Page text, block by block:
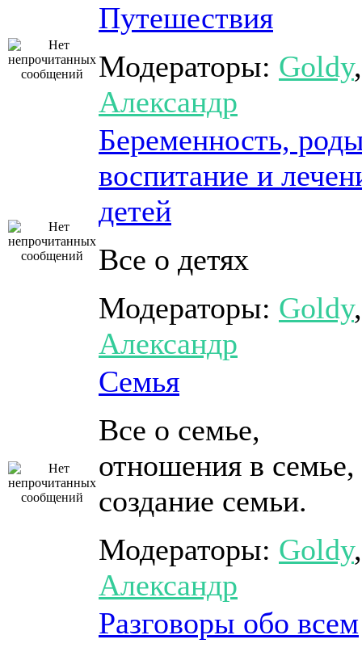
Путешествия
Модераторы: Goldy,
Александр
Беременность,
воспитание и
детей
Все о детях
Модераторы: Goldy,
Александр
Семья
Все о семье,
отношения в семье,
создание семьи.
Модераторы: Goldy,
Александр
Разговоры обо всем